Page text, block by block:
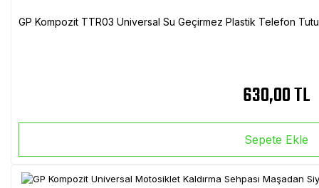
GP Kompozit TTR03 Universal Su Geçirmez Plastik Telefon
630,00 TL
Sepete Ekle